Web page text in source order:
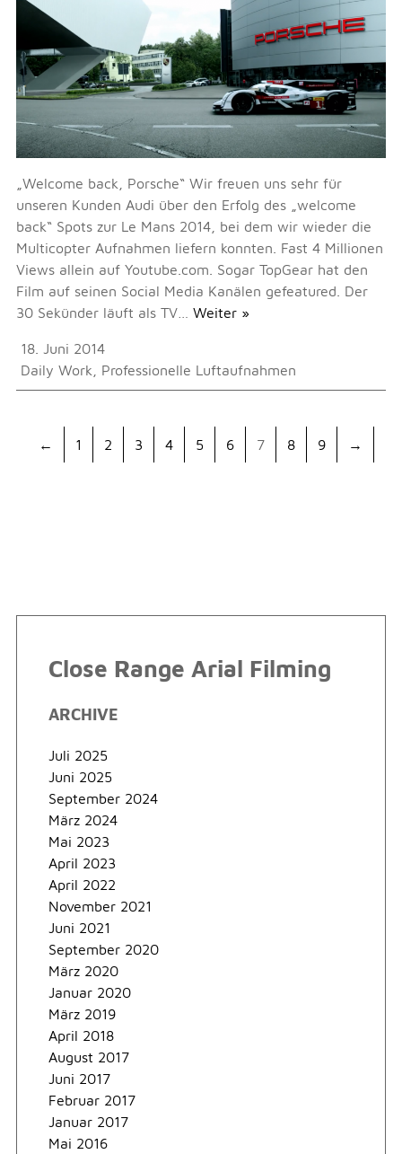
„Welcome back, Porsche“ Wir freuen uns sehr für
unseren Kunden Audi über den Erfolg des „welcome
back“ Spots zur Le Mans 2014, bei dem wir wieder die
Multicopter Aufnahmen liefern konnten. Fast 4 Millionen
Views allein auf Youtube.com. Sogar TopGear hat den
Film auf seinen Social Media Kanälen gefeatured. Der
30 Sekünder läuft als TV… Weiter »
18. Juni 2014
Daily Work
Professionelle Luftaufnahmen
← 1 2 3 4 5 6 7 8 9 →
Close Range Arial Filming
ARCHIVE
Juli 2025
Juni 2025
September 2024
März 2024
Mai 2023
April 2023
April 2022
November 2021
Juni 2021
September 2020
März 2020
Januar 2020
März 2019
April 2018
August 2017
Juni 2017
Februar 2017
Januar 2017
Mai 2016